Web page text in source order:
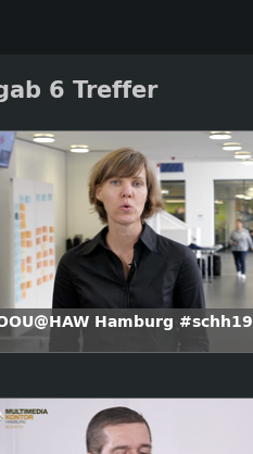
6 Treffer
Hamburg #schh19